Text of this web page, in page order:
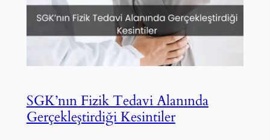
SGK’nın Fizik Tedavi Alanında
Gerçekleştirdiği Kesintiler